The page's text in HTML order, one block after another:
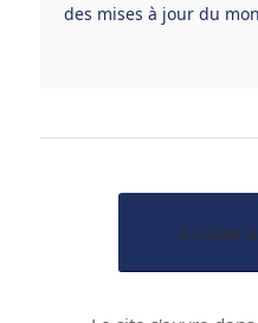
des mises à jour du
Accéder